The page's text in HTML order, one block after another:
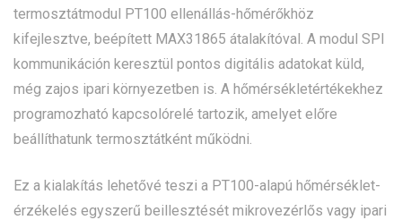
termosztátmodul PT100 ellenállás-hőmérőkhöz
kifejlesztve, beépített MAX31865 átalakítóval. A modul SPI
kommunikáción keresztül pontos digitális adatokat küld,
még zajos ipari környezetben is. A hőmérsékletértékekhez
programozható kapcsolórelé tartozik, amelyet előre
beállíthatunk termosztátként működni.
Ez a kialakítás lehetővé teszi a PT100-alapú hőmérséklet-
érzékelés egyszerű beillesztését mikrovezérlős vagy ipari